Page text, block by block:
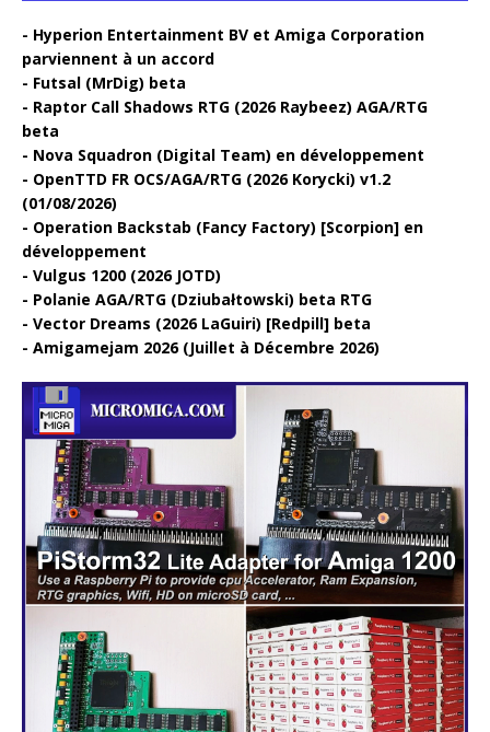
Hyperion Entertainment BV et Amiga Corporation
parviennent à un accord
Futsal (MrDig) beta
Raptor Call Shadows RTG (2026 Raybeez) AGA/RTG
beta
Nova Squadron (Digital Team) en développement
OpenTTD FR OCS/AGA/RTG (2026 Korycki) v1.2
(01/08/2026)
Operation Backstab (Fancy Factory) [Scorpion] en
développement
Vulgus 1200 (2026 JOTD)
Polanie AGA/RTG (Dziubałtowski) beta RTG
Vector Dreams (2026 LaGuiri) [Redpill] beta
Amigamejam 2026 (Juillet à Décembre 2026)